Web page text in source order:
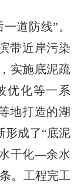
道防线”。
带近岸污染
实施底泥疏
优化等一系
地打造的湖
形成了“底泥
干化—余水
。工程完工